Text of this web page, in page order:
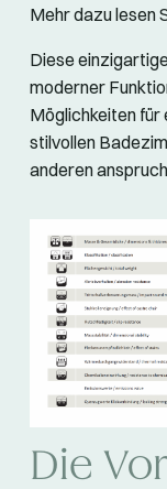
Mehr dazu lesen
Diese
moderner
Möglichkeiten für
stilvollen
anderen
Die